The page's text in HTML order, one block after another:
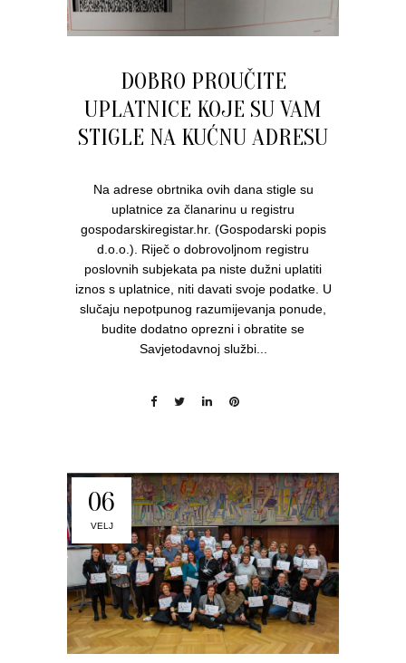
DOBRO PROUČITE
UPLATNICE KOJE SU VAM
STIGLE NA KUĆNU ADRESU
Na adrese obrtnika ovih dana stigle su
uplatnice za članarinu u registru
gospodarskiregistar.hr. (Gospodarski popis
d.o.o.). Riječ o dobrovoljnom registru
poslovnih subjekata pa niste dužni uplatiti
iznos s uplatnice, niti davati svoje podatke. U
slučaju nepotpunog razumijevanja ponude,
budite dodatno oprezni i obratite se
Savjetodavnoj službi...
06
VELJ